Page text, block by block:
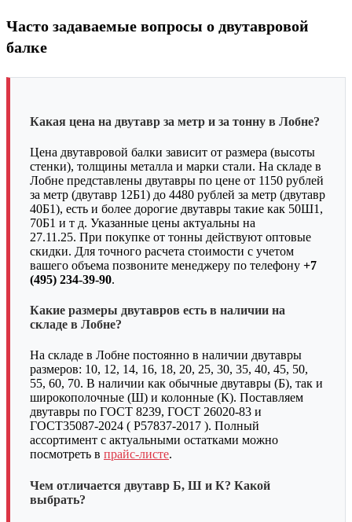
Часто задаваемые вопросы о двутавровой
балке
Какая цена на двутавр за метр и за тонну в Лобне?
Цена двутавровой балки зависит от размера (высоты
стенки), толщины металла и марки стали. На складе в
Лобне представлены двутавры по цене от 1150 рублей
за метр (двутавр 12Б1) до 4480 рублей за метр (двутавр
40Б1), есть и более дорогие двутавры такие как 50Ш1,
70Б1 и т д. Указанные цены актуальны на
27.11.25. При покупке от тонны действуют оптовые
скидки. Для точного расчета стоимости с учетом
вашего объема позвоните менеджеру по телефону +7
(495) 234-39-90.
Какие размеры двутавров есть в наличии на
складе в Лобне?
На складе в Лобне постоянно в наличии двутавры
размеров: 10, 12, 14, 16, 18, 20, 25, 30, 35, 40, 45, 50,
55, 60, 70. В наличии как обычные двутавры (Б), так и
широкополочные (Ш) и колонные (К). Поставляем
двутавры по ГОСТ 8239, ГОСТ 26020-83 и
ГОСТ35087-2024 ( Р57837-2017 ). Полный
ассортимент с актуальными остатками можно
посмотреть в прайс-листе.
Чем отличается двутавр Б, Ш и К? Какой
выбрать?